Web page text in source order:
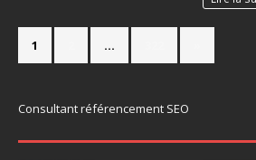
1 …
Consultant référencement SEO